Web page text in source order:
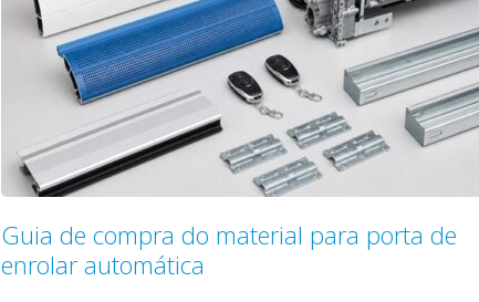
Guia de compra do material para porta de
enrolar automática